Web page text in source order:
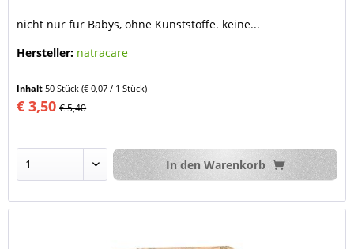
nicht nur für Babys, ohne Kunststoffe. keine...
Hersteller: natracare
Inhalt50 Stück(€ 0,07 / 1 Stück)
€ 3,50 € 5,40
In den Warenkorb